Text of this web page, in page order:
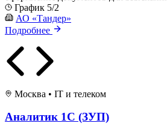
График 5/2
АО «Тандер»
Подробнее
Москва • IT и телеком
Аналитик 1С (ЗУП)